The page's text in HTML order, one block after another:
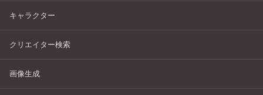
キャラクター
クリエイター検索
画像生成